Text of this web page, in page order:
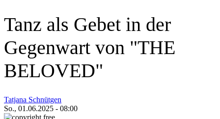
Tanz als Gebet in der
Gegenwart von "THE
BELOVED"
Tatjana Schnütgen
So., 01.06.2025 - 08:00